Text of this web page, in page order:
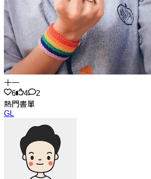
十一
6
4
2
熱門書單
GL